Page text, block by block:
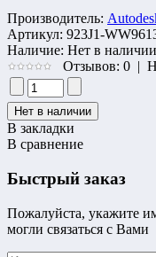
Производитель:
Артикул: 923J1-
Наличие: Нет в наличии
Отзывов: 0 |
В закладки
В сравнение
Быстрый заказ
Пожалуйста, укажите
могли связаться с Вами